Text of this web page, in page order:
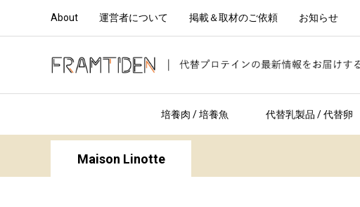
About 運営者について 掲載＆取材のご依頼 お知らせ
培養肉 / 培養魚 代替乳製品 / 代替卵
Maison Linotte